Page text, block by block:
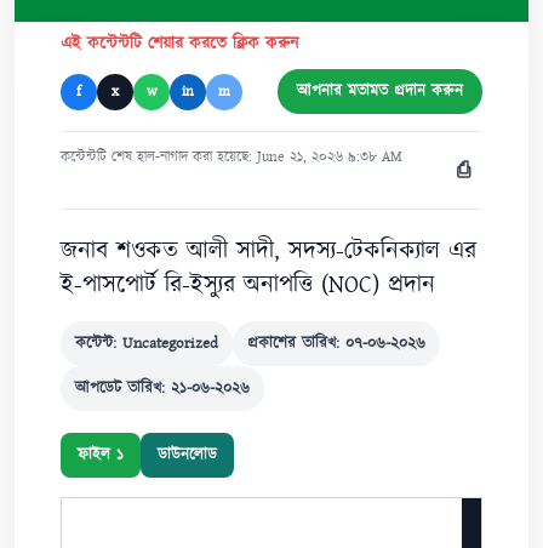
এই কন্টেন্টটি শেয়ার করতে ক্লিক করুন
f x w in m আপনার মতামত প্রদান করুন
কন্টেন্টটি শেষ হাল-নাগাদ করা হয়েছে: June ২১, ২০২৬ ৯:৩৮ AM ⎙
জনাব শওকত আলী সাদী, সদস্য-টেকনিক্যাল এর
ই-পাসপোর্ট রি-ইস্যুর অনাপত্তি (NOC) প্রদান
কন্টেন্ট: Uncategorized প্রকাশের তারিখ: ০৭-০৬-২০২৬
আপডেট তারিখ: ২১-০৬-২০২৬
ফাইল ১ ডাউনলোড